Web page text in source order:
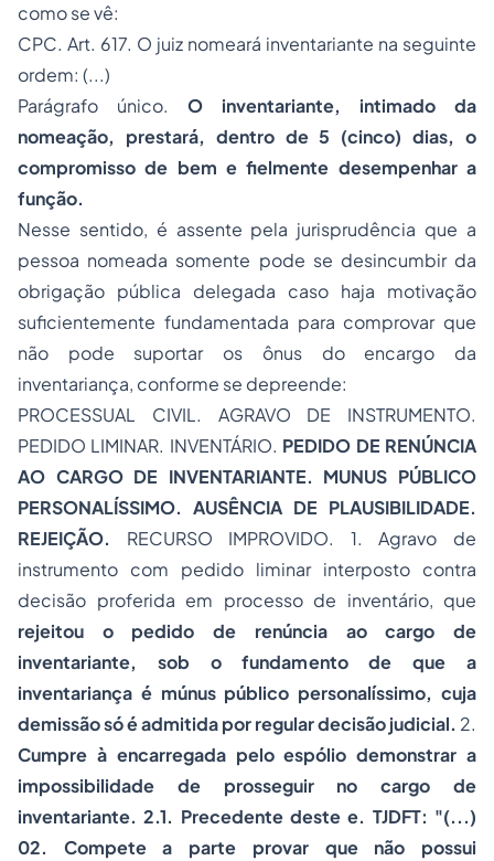
como se vê:
CPC. Art. 617. O juiz nomeará inventariante na seguinte
ordem: (...)
Parágrafo único. O inventariante, intimado da
nomeação, prestará, dentro de 5 (cinco) dias, o
compromisso de bem e fielmente desempenhar a
função.
Nesse sentido, é assente pela jurisprudência que a
pessoa nomeada somente pode se desincumbir da
obrigação pública delegada caso haja motivação
suficientemente fundamentada para comprovar que
não pode suportar os ônus do encargo da
inventariança, conforme se depreende:
PROCESSUAL CIVIL. AGRAVO DE INSTRUMENTO.
PEDIDO LIMINAR. INVENTÁRIO. PEDIDO DE RENÚNCIA
AO CARGO DE INVENTARIANTE. MUNUS PÚBLICO
PERSONALÍSSIMO. AUSÊNCIA DE PLAUSIBILIDADE.
REJEIÇÃO. RECURSO IMPROVIDO. 1. Agravo de
instrumento com pedido liminar interposto contra
decisão proferida em processo de inventário, que
rejeitou o pedido de renúncia ao cargo de
inventariante, sob o fundamento de que a
inventariança é múnus público personalíssimo, cuja
demissão só é admitida por regular decisão judicial. 2.
Cumpre à encarregada pelo espólio demonstrar a
impossibilidade de prosseguir no cargo de
inventariante. 2.1. Precedente deste e. TJDFT: "(...)
02. Compete a parte provar que não possui